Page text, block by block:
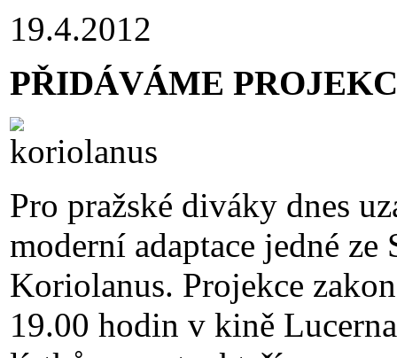
19.4.2012
PŘIDÁVÁME
Pro pražské diváky dnes
moderní adaptace jedné ze
Koriolanus. Projekce
19.00 hodin v kině